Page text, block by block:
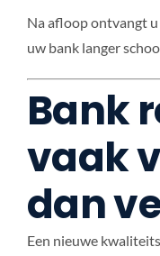
Na afloop ontvangt
uw bank langer
Bank
vaak
dan
Een nieuwe